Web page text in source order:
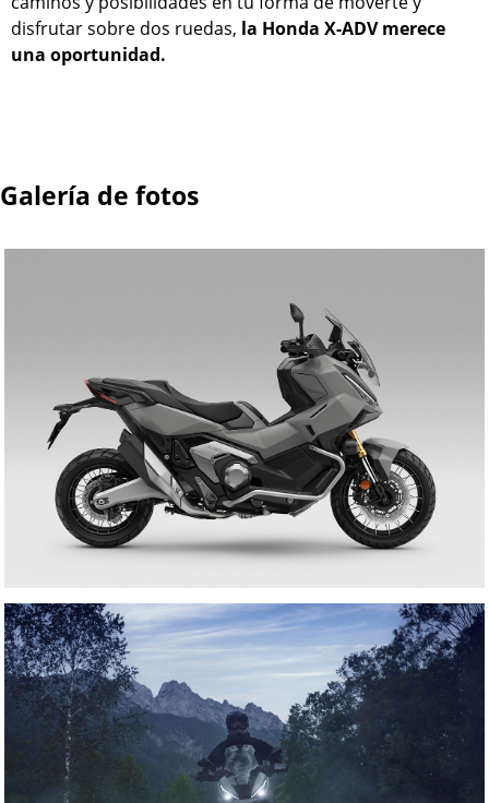
disfrutar sobre dos ruedas, la Honda X-ADV merece
una oportunidad.
Galería de fotos